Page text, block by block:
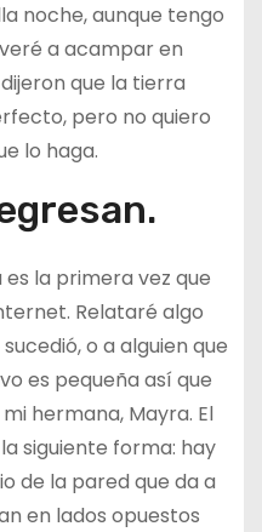
noche, aunque tengo
a acampar en
que la tierra
pero no quiero
lo haga.
la primera vez que
Relataré algo
o a alguien que
es pequeña así que
hermana, Mayra. El
siguiente forma: hay
de la pared que da a
en lados opuestos